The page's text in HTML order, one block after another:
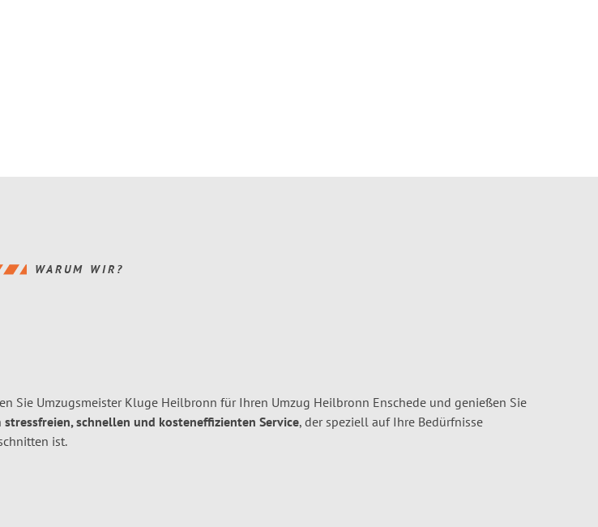
WARUM WIR?
Sie Umzugsmeister Kluge Heilbronn für Ihren Umzug Heilbronn Enschede und genießen Sie
stressfreien, schnellen und kosteneffizienten Service, der speziell auf Ihre Bedürfnisse
ist.